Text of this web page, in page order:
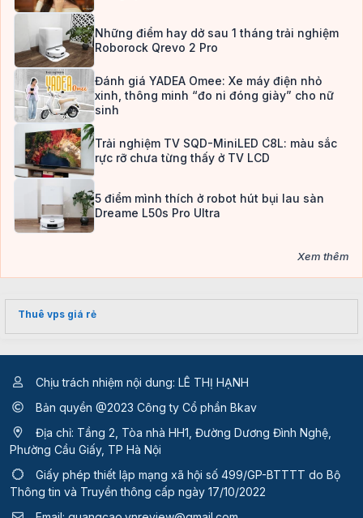
Những điểm hay dở sau 1 tháng trải nghiệm
Roborock Qrevo 2 Pro
Đánh giá YADEA Omee: Xe máy điện nhỏ
xinh, thông minh “đo ni đóng giày” cho nữ
sinh
Trải nghiệm TV SQD-MiniLED C8L: màu sắc
rực rỡ chưa từng thấy ở TV LCD
5 điểm mình thích ở robot hút bụi lau sàn
Dreame L50s Pro Ultra
Xem thêm
Thuê vps giá rẻ
Chịu trách nhiệm nội dung: LÊ THỊ HẠNH
Bản quyền @2023 Công ty Cổ phần Bkav
Địa chỉ: Tầng 2, Tòa nhà HH1, Đường Dương Đình Nghệ,
Phường Cầu Giấy, TP Hà Nội
Giấy phép thiết lập mạng xã hội số 499/GP-BTTTT do Bộ
Thông tin và Truyền thông cấp ngày 17/10/2022